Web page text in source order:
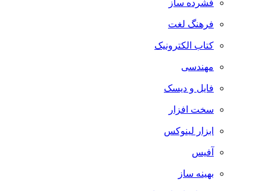
فشرده ساز
فرهنگ لغت
کتاب الکترونیک
مهندسی
فایل و دیسک
سخت افزار
ابزار لینوکس
آفیس
بهینه ساز